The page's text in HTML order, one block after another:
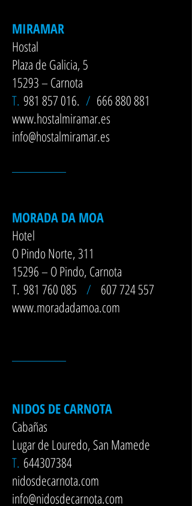
MIRAMAR
Hostal
Plaza de Galicia, 5
15293 – Carnota
T. 981 857 016. / 666 880 881
www.hostalmiramar.es
info@hostalmiramar.es
MORADA DA MOA
Hotel
O Pindo Norte, 311
15296 – O Pindo, Carnota
T. 981 760 085 / 607 724 557
www.moradadamoa.com
NIDOS DE CARNOTA
Cabañas
Lugar de Louredo, San Mamede
T. 644307384
nidosdecarnota.com
info@nidosdecarnota.com